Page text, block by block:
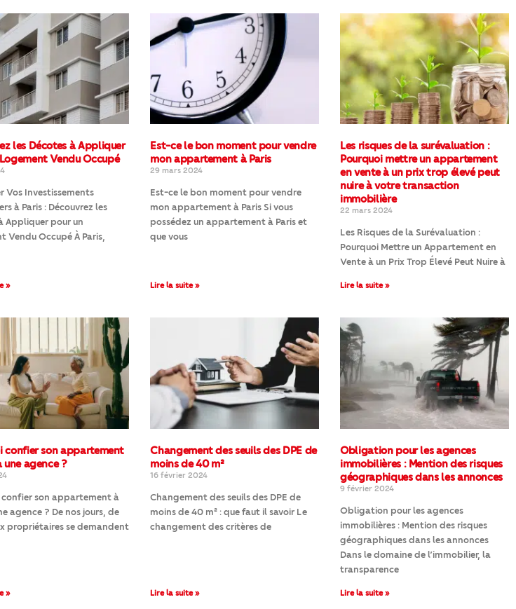
les Décotes à Appliquer
Vendu Occupé
Vos Investissements
à Paris : Découvrez les
Appliquer pour un
Vendu Occupé À Paris,
»
Est-ce le bon moment pour vendre
mon appartement à Paris
29 mars 2024
Est-ce le bon moment pour vendre
mon appartement à Paris Si vous
possédez un appartement à Paris et
que vous
Lire la suite »
Les risques de la surévaluation :
Pourquoi mettre un appartement
en vente à un prix trop élevé peut
nuire à votre transaction
immobilière
22 mars 2024
Les Risques de la Surévaluation :
Pourquoi Mettre un Appartement en
Vente à un Prix Trop Élevé Peut Nuire à
Lire la suite »
confier son appartement
une agence ?
confier son appartement à
agence ? De nos jours, de
propriétaires se demandent
»
Changement des seuils des DPE de
moins de 40 m²
16 février 2024
Changement des seuils des DPE de
moins de 40 m² : que faut il savoir Le
changement des critères de
Lire la suite »
Obligation pour les agences
immobilières : Mention des risques
géographiques dans les annonces
9 février 2024
Obligation pour les agences
immobilières : Mention des risques
géographiques dans les annonces
Dans le domaine de l’immobilier, la
transparence
Lire la suite »